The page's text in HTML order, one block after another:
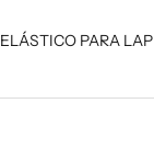
ELÁSTICO PARA